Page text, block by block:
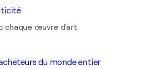
chaque œuvre d'art
du monde entier